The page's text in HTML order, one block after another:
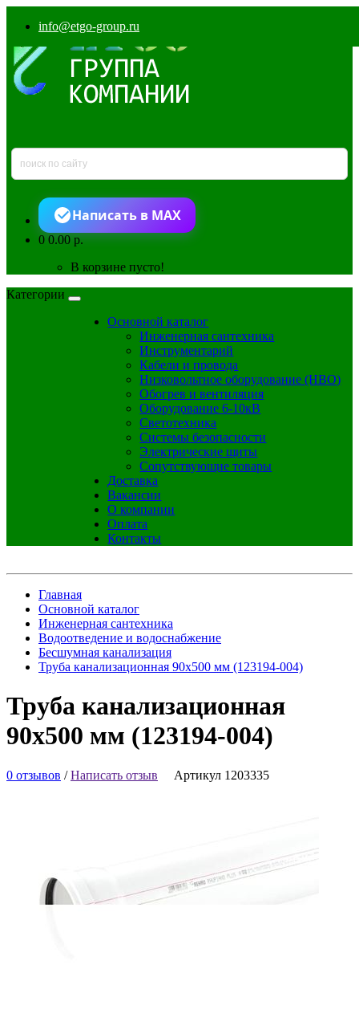
info@etgo-group.ru
Написать в MAX
00.00 р.
В корзине пусто!
Категории
Основной каталог
Инженерная сантехника
Инструментарий
Кабели и провода
Низковольтное оборудование (НВО)
Обогрев и вентиляция
Оборудование 6-10кВ
Светотехника
Системы безопасности
Электрические щиты
Сопутствующие товары
Доставка
Вакансии
О компании
Оплата
Контакты
Главная
Основной каталог
Инженерная сантехника
Водоотведение и водоснабжение
Бесшумная канализация
Труба канализационная 90х500 мм (123194-004)
Труба канализационная
90х500 мм (123194-004)
0 отзывов /Написать отзыв Артикул 1203335